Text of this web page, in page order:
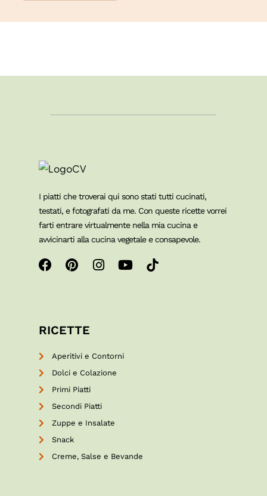
I piatti che troverai qui sono stati tutti cucinati,
testati, e fotografati da me. Con queste ricette vorrei
farti entrare virtualmente nella mia cucina e
avvicinarti alla cucina vegetale e consapevole.
RICETTE
Aperitivi e Contorni
Dolci e Colazione
Primi Piatti
Secondi Piatti
Zuppe e Insalate
Snack
Creme, Salse e Bevande